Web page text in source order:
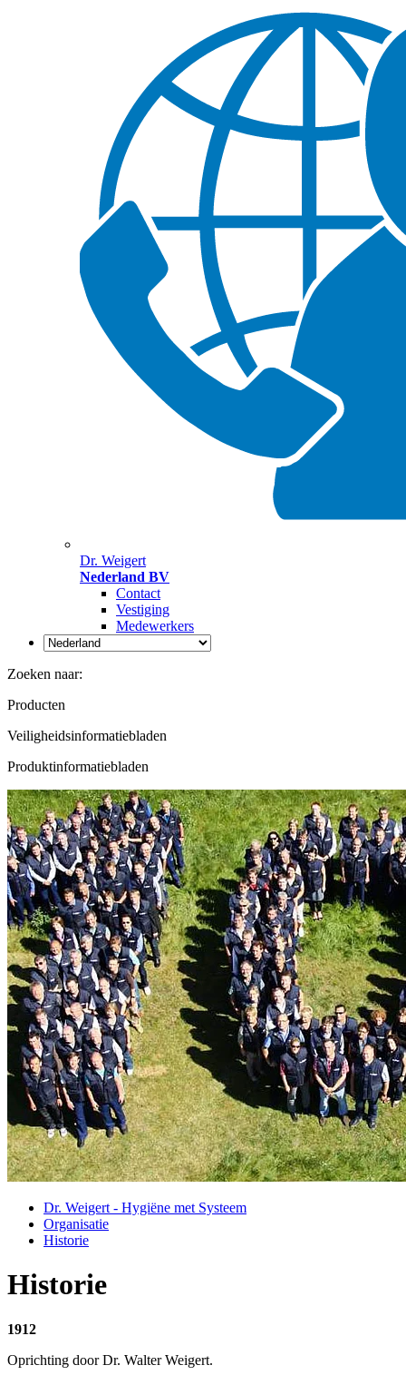
Dr. Weigert
Nederland BV
Contact
Vestiging
Medewerkers
Zoeken naar:
Producten
Veiligheidsinformatiebladen
Produktinformatiebladen
Dr. Weigert - Hygiëne met Systeem
Organisatie
Historie
Historie
1912
Oprichting door Dr. Walter Weigert.